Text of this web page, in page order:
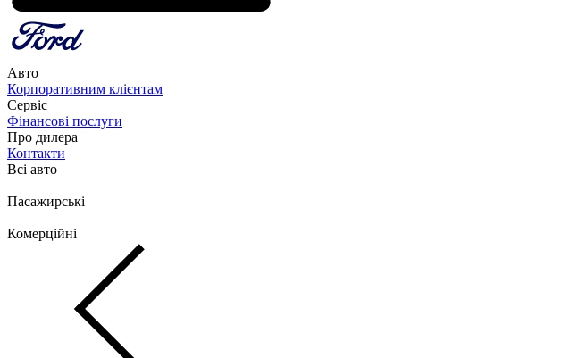
Авто
Корпоративним клієнтам
Сервіс
Фінансові послуги
Про дилера
Контакти
Всі авто
Пасажирські
Комерційні